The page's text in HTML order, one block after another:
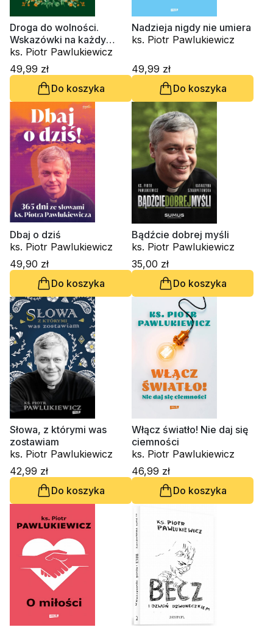
Droga do wolności.
Wskazówki na każdy
dzień
ks. Piotr Pawlukiewicz
49,99 zł
Do koszyka
Nadzieja nigdy nie umiera
ks. Piotr Pawlukiewicz
49,99 zł
Do koszyka
Dbaj o dziś
ks. Piotr Pawlukiewicz
49,90 zł
Do koszyka
Bądźcie dobrej myśli
ks. Piotr Pawlukiewicz
35,00 zł
Do koszyka
Słowa, z którymi was
zostawiam
ks. Piotr Pawlukiewicz
42,99 zł
Do koszyka
Włącz światło! Nie daj się
ciemności
ks. Piotr Pawlukiewicz
46,99 zł
Do koszyka